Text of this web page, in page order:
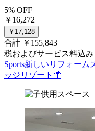
5% OFF
￥16,272
￥17,128
合計 ￥155,843
税およびサービス料込み
Sports新しいリフォー
ッジリゾート🌴